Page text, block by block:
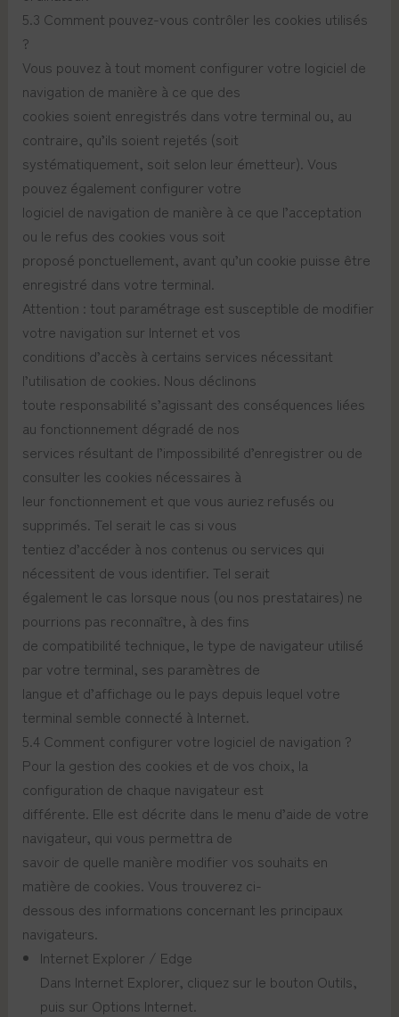
5.3 Comment pouvez-vous contrôler les cookies utilisés
?
Vous pouvez à tout moment configurer votre logiciel de
navigation de manière à ce que des
cookies soient enregistrés dans votre terminal ou, au
contraire, qu’ils soient rejetés (soit
systématiquement, soit selon leur émetteur). Vous
pouvez également configurer votre
logiciel de navigation de manière à ce que l’acceptation
ou le refus des cookies vous soit
proposé ponctuellement, avant qu’un cookie puisse être
enregistré dans votre terminal.
Attention : tout paramétrage est susceptible de modifier
votre navigation sur Internet et vos
conditions d’accès à certains services nécessitant
l’utilisation de cookies. Nous déclinons
toute responsabilité s’agissant des conséquences liées
au fonctionnement dégradé de nos
services résultant de l’impossibilité d’enregistrer ou de
consulter les cookies nécessaires à
leur fonctionnement et que vous auriez refusés ou
supprimés. Tel serait le cas si vous
tentiez d’accéder à nos contenus ou services qui
nécessitent de vous identifier. Tel serait
également le cas lorsque nous (ou nos prestataires) ne
pourrions pas reconnaître, à des fins
de compatibilité technique, le type de navigateur utilisé
par votre terminal, ses paramètres de
langue et d’affichage ou le pays depuis lequel votre
terminal semble connecté à Internet.
5.4 Comment configurer votre logiciel de navigation ?
Pour la gestion des cookies et de vos choix, la
configuration de chaque navigateur est
différente. Elle est décrite dans le menu d’aide de votre
navigateur, qui vous permettra de
savoir de quelle manière modifier vos souhaits en
matière de cookies. Vous trouverez ci-
dessous des informations concernant les principaux
navigateurs.
Internet Explorer / Edge
Dans Internet Explorer, cliquez sur le bouton Outils,
puis sur Options Internet.